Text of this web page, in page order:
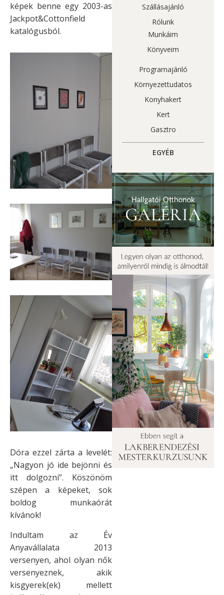
képek benne egy 2003-as
Jackpot&Cottonfield
katalógusból.
Dóra ezzel zárta a levelét:
„Nagyon jó ide bejönni és
itt dolgozni”. Köszönöm
szépen a képeket, sok
boldog munkaórát
kívánok!
Indultam az Év
Anyavállalata 2013
versenyen, ahol olyan nők
versenyeznek, akik
kisgyerek(ek) mellett
Szállásajánló
Rólunk
Munkáim
Könyveim
Programajánló
Környezettudatos
Konyhakert
Kert
Gasztro
EGYÉB